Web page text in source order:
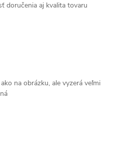
doručenia aj kvalita tovaru
na obrázku, ale vyzerá veľmi